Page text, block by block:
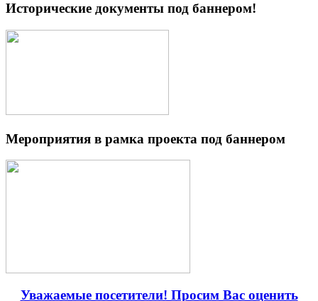
Исторические документы под баннером!
Мероприятия в рамка проекта под баннером
Уважаемые посетители! Просим Вас оценить